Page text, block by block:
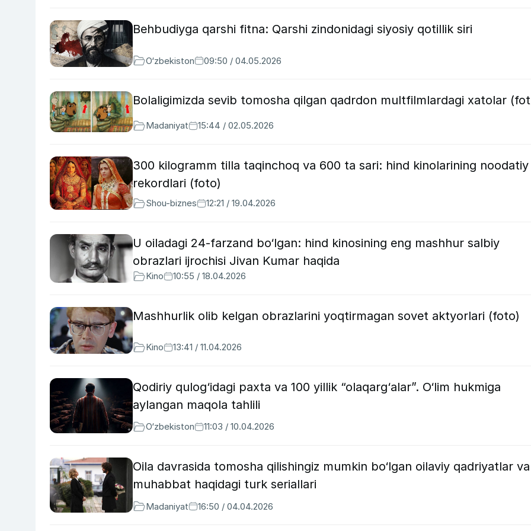
Behbudiyga qarshi fitna: Qarshi zindonidagi siyosiy qotillik siri
O‘zbekiston 09:50 / 04.05.2026
Bolaligimizda sevib tomosha qilgan qadrdon multfilmlardagi xatolar
Madaniyat 15:44 / 02.05.2026
300 kilogramm tilla taqinchoq va 600 ta sari: hind kinolarining noodatiy
rekordlari (foto)
Shou-biznes 12:21 / 19.04.2026
U oiladagi 24-farzand bo‘lgan: hind kinosining eng mashhur salbiy
obrazlari ijrochisi Jivan Kumar haqida
Kino 10:55 / 18.04.2026
Mashhurlik olib kelgan obrazlarini yoqtirmagan sovet aktyorlari (foto)
Kino 13:41 / 11.04.2026
Qodiriy qulog‘idagi paxta va 100 yillik “olaqarg‘alar”. O‘lim hukmiga
aylangan maqola tahlili
O‘zbekiston 11:03 / 10.04.2026
Oila davrasida tomosha qilishingiz mumkin bo‘lgan oilaviy qadriyatlar va
muhabbat haqidagi turk seriallari
Madaniyat 16:50 / 04.04.2026